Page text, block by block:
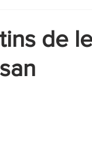
Accompagnements
de